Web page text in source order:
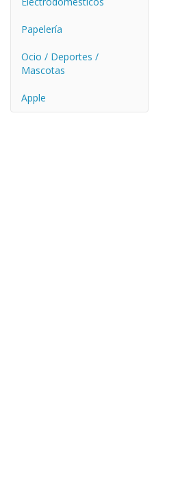
Papelería
Ocio / Deportes /
Mascotas
Apple